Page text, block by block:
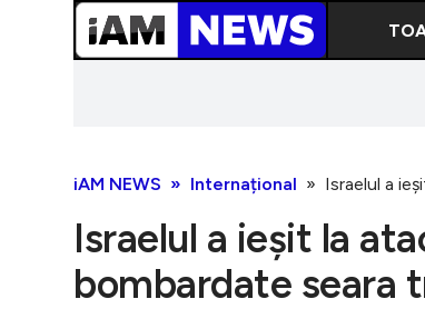
iAM NEWS Internațional Israelul a
Israelul a ieșit la
bombardate seara